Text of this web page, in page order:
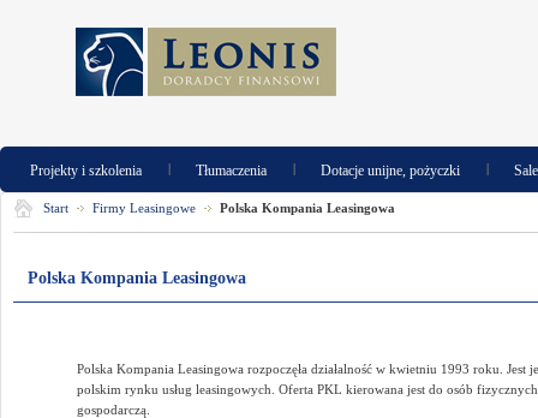
Projekty i szkolenia | Tłumaczenia | Dotacje unijne, pożyczki |
Start Firmy Leasingowe Polska Kompania Leasingowa
Polska Kompania Leasingowa
Polska Kompania Leasingowa rozpoczęła działalność w kwietniu 1993 roku. Jest
polskim rynku usług leasingowych. Oferta PKL kierowana jest do osób
gospodarczą.